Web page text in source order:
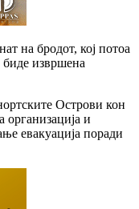
на бродот, кој потоа
биде извршена
Острови кон
организација и
евакуација поради